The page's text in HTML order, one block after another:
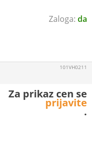
da
101VH0211
Za prikaz cen se
prijavite
.